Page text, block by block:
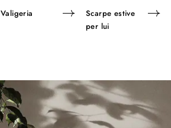
Valigeria
Scarpe estive
per lui